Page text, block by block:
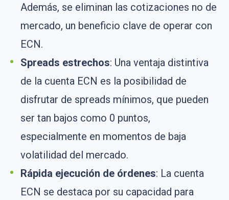
Además, se eliminan las cotizaciones no de
mercado, un beneficio clave de operar con
ECN.
Spreads estrechos: Una ventaja distintiva
de la cuenta ECN es la posibilidad de
disfrutar de spreads mínimos, que pueden
ser tan bajos como 0 puntos,
especialmente en momentos de baja
volatilidad del mercado.
Rápida ejecución de órdenes: La cuenta
ECN se destaca por su capacidad para